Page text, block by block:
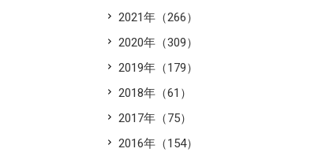
2021年（266）
2020年（309）
2019年（179）
2018年（61）
2017年（75）
2016年（154）